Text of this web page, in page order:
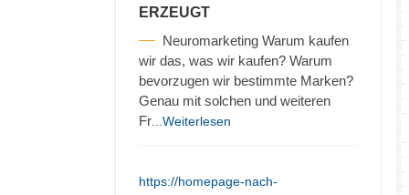
ERZEUGT
Neuromarketing Warum kaufen
wir das, was wir kaufen? Warum
bevorzugen wir bestimmte Marken?
Genau mit solchen und weiteren
Fr ...Weiterlesen
https://homepage-nach-